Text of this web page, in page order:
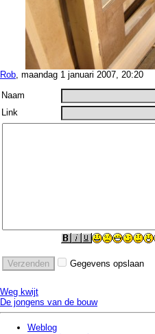
Rob, maandag 1 januari 2007, 20:20
Naam
Link
Gegevens opslaan
Weg kwijt
De jongens van de bouw
Weblog